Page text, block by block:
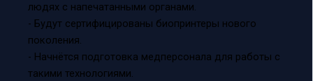
людях с напечатанными органами.
- Будут сертифицированы биопринтеры нового
поколения.
- Начнётся подготовка медперсонала для работы с
такими технологиями.